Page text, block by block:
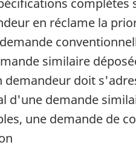
en réclame la
similaire
doit
d'une demande
une demande de